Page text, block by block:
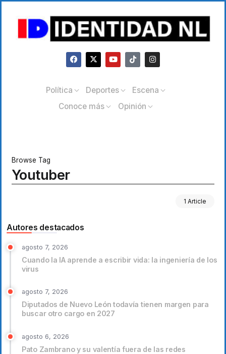
Política Deportes
Escena
Conoce más
Opinión
Browse Tag
Youtuber
1 Article
Autores destacados
agosto 7, 2026
Cuando la IA aprende a escribir vida: la ingeniería de los
virus
agosto 7, 2026
Diputados de Nuevo León todavía tienen margen para
buscar otro cargo en 2027
agosto 6, 2026
Pato Zambrano y su valentía fuera de las redes